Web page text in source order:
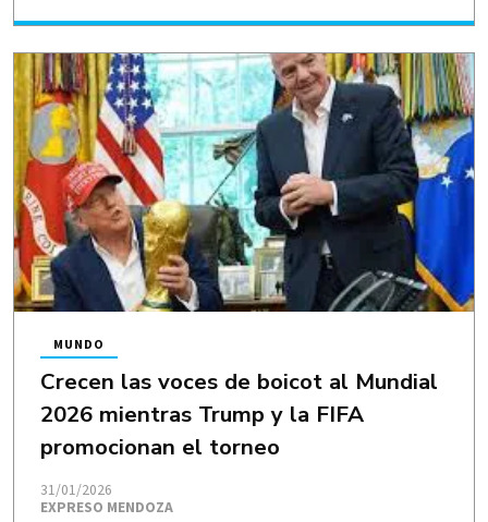
Crecen las voces de boicot al Mundial
2026 mientras Trump y la FIFA
promocionan el torneo
EXPRESO MENDOZA
MUNDO
31/01/2026